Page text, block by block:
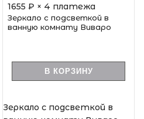
1655 ₽ × 4 платежа
Зеркало с подсветкой в
ванную комнату Виваро
В КОРЗИНУ
Зеркало с подсветкой в